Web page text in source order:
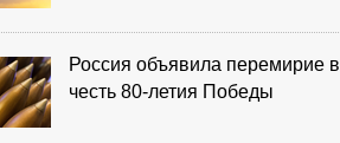
Россия объявила перемирие в
честь 80-летия Победы